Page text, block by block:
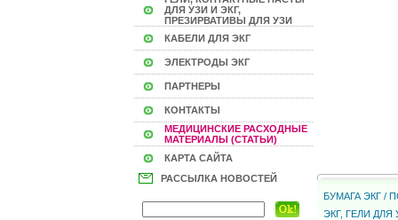
ДЛЯ УЗИ И ЭКГ,
ПРЕЗИРВАТИВЫ ДЛЯ УЗИ
КАБЕЛИ ДЛЯ ЭКГ
ЭЛЕКТРОДЫ ЭКГ
ПАРТНЕРЫ
КОНТАКТЫ
МЕДИЦИНСКИЕ РАСХОДНЫЕ
МАТЕРИАЛЫ (СТАТЬИ)
КАРТА САЙТА
РАССЫЛКА НОВОСТЕЙ
БУМАГА ЭКГ /
ЭКГ, ГЕЛИ